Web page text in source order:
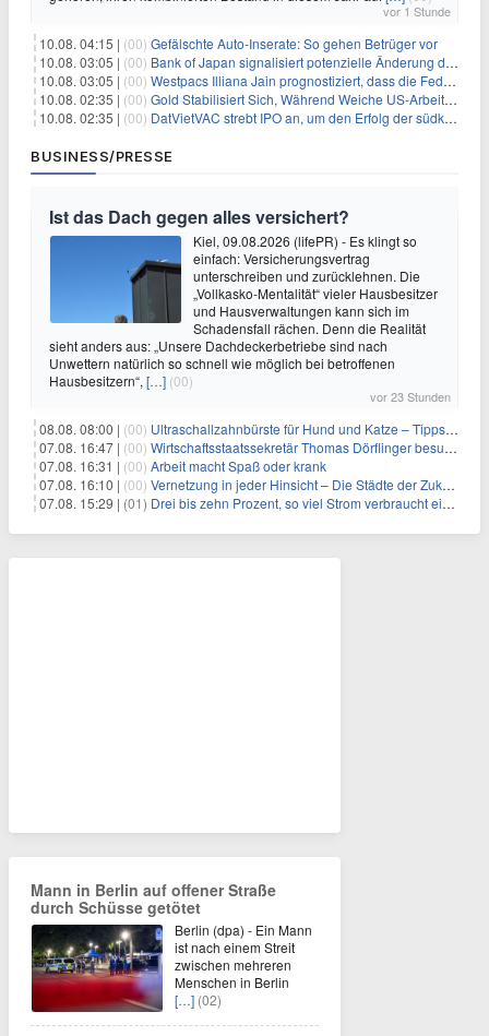
vor 1 Stunde
10.08. 04:15 | (00) Gefälschte Auto-Inserate: So gehen Betrüger vor
10.08. 03:05 | (00) Bank of Japan signalisiert potenzielle Änderung der Zinspolitik angesichts von Inflationsbedenken
10.08. 03:05 | (00) Westpacs Illiana Jain prognostiziert, dass die Fed die Zinssätze nach dem Arbeitsmarktbericht stabil halten wird
10.08. 02:35 | (00) Gold Stabilisiert Sich, Während Weiche US-Arbeitsmarktdaten Zinsängste Lindern
10.08. 02:35 | (00) DatVietVAC strebt IPO an, um den Erfolg der südkoreanischen Unterhaltungsindustrie nachzuahmen
BUSINESS/PRESSE
Ist das Dach gegen alles versichert?
Kiel, 09.08.2026 (lifePR) - Es klingt so
einfach: Versicherungsvertrag
unterschreiben und zurücklehnen. Die
„Vollkasko-Mentalität“ vieler Hausbesitzer
und Hausverwaltungen kann sich im
Schadensfall rächen. Denn die Realität
sieht anders aus: „Unsere Dachdeckerbetriebe sind nach
Unwettern natürlich so schnell wie möglich bei betroffenen
Hausbesitzern“, […] (00)
vor 23 Stunden
08.08. 08:00 | (00) Ultraschallzahnbürste für Hund und Katze – Tipps zur erfolgreichen Eingewöhnung
07.08. 16:47 | (00) Wirtschaftsstaatssekretär Thomas Dörflinger besucht Handwerksbetrieb im Kammerbezirk Freiburg
07.08. 16:31 | (00) Arbeit macht Spaß oder krank
07.08. 16:10 | (00) Vernetzung in jeder Hinsicht – Die Städte der Zukunft sind grün-blau
07.08. 15:29 | (01) Drei bis zehn Prozent, so viel Strom verbraucht ein Aufzug im Gebäude
Mann in Berlin auf offener Straße
durch Schüsse getötet
Berlin (dpa) - Ein Mann
ist nach einem Streit
zwischen mehreren
Menschen in Berlin
[…] (02)